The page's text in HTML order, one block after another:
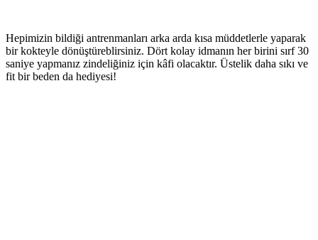
Hepimizin bildiği antrenmanları arka arda kısa müddetlerle yaparak
bir kokteyle dönüştüreblirsiniz. Dört kolay idmanın her birini sırf 30
saniye yapmanız zindeliğiniz için kâfi olacaktır. Üstelik daha sıkı ve
fit bir beden da hediyesi!